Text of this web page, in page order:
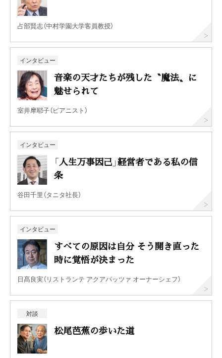
占部賢志（中村学園大学客員教授）
インタビュー
音楽の天才たちが残した〝魔法〟に
魅せられて
室井摩耶子（ピアニスト）
インタビュー
「人生万事因己」経営者である私の信
条
谷田千里（タニタ社長）
インタビュー
すべての原因は自分 そう開き直った
時に覚悟が決まった
日髙良実（リストランテ アクアパッツァ オーナーシェフ）
対談
松尾芭蕉の歩いた道